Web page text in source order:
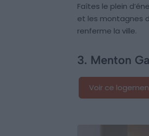
Faîtes le plein
et les montagnes
renferme la ville.
3. Menton
Voir ce